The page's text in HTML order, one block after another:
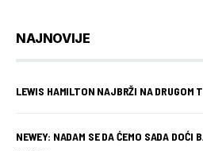
NAJNOVIJE
LEWIS HAMILTON NAJBRŽI NA DRUGOM
NEWEY: NADAM SE DA ĆEMO SADA DOĆI